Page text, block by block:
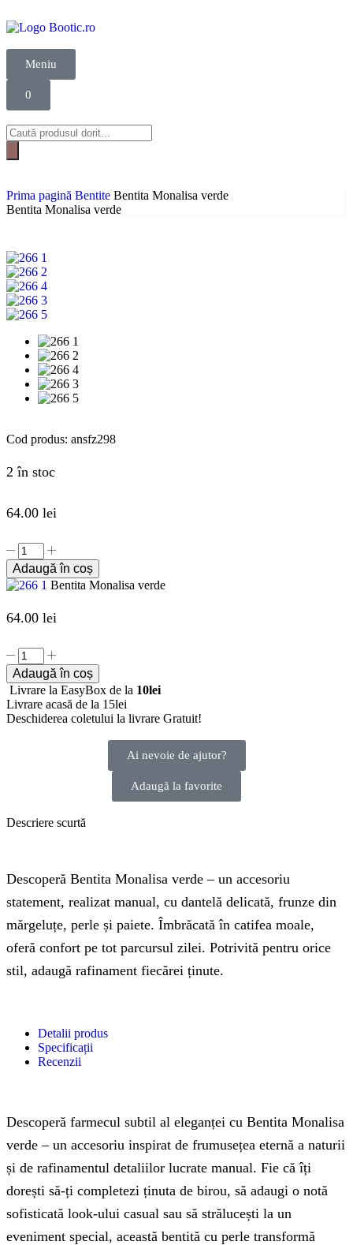
Meniu
0
Prima pagină Bentite Bentita Monalisa verde
Bentita Monalisa verde
Cod produs: ansfz298
2 în stoc
64.00 lei
Adaugă în coș
Bentita Monalisa verde
64.00 lei
Adaugă în coș
Livrare la EasyBox de la 10lei
Livrare acasă de la 15lei
Deschiderea coletului la livrare Gratuit!
Ai nevoie de ajutor?
Adaugă la favorite
Descriere scurtă
Descoperă Bentita Monalisa verde – un accesoriu
statement, realizat manual, cu dantelă delicată, frunze din
mărgeluțe, perle și paiete. Îmbrăcată în catifea moale,
oferă confort pe tot parcursul zilei. Potrivită pentru orice
stil, adaugă rafinament fiecărei ținute.
Detalii produs
Specificații
Recenzii
Descoperă farmecul subtil al eleganței cu Bentita Monalisa
verde – un accesoriu inspirat de frumusețea eternă a naturii
și de rafinamentul detaliilor lucrate manual. Fie că îți
dorești să-ți completezi ținuta de birou, să adaugi o notă
sofisticată look-ului casual sau să strălucești la un
eveniment special, această bentită cu perle transformă